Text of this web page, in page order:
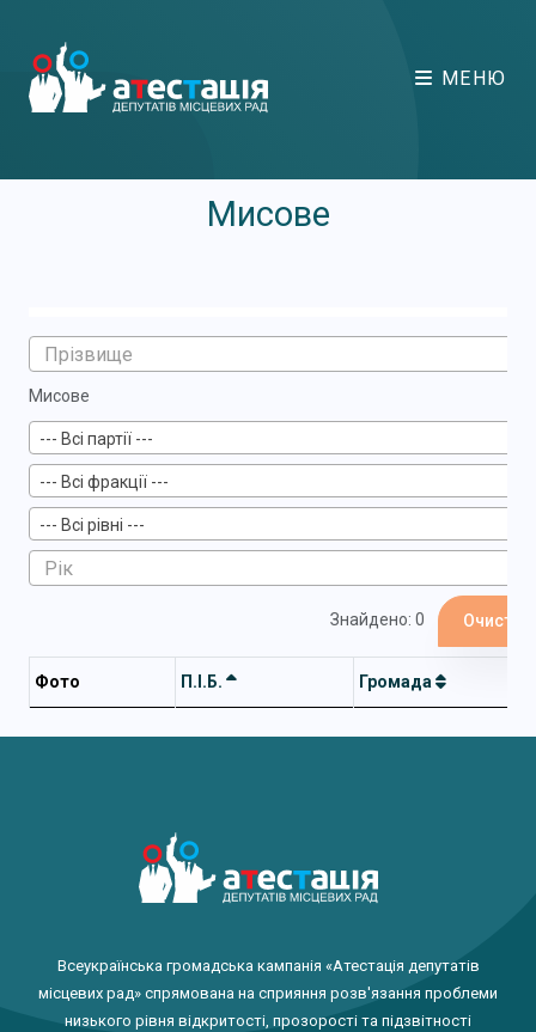
МЕНЮ
Мисове
Мисове
--- Всі партії ---
--- Всі фракції ---
--- Всі рівні ---
Знайдено: 0
Фото П.І.Б. Громада
Всеукраїнська громадська кампанія «Атестація депутатів
місцевих рад» спрямована на сприяння розв'язання проблеми
низького рівня відкритості, прозорості та підзвітності